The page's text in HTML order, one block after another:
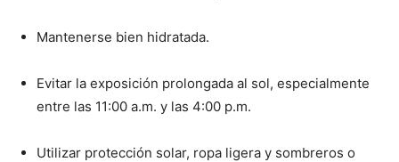
Mantenerse bien hidratada.
Evitar la exposición prolongada al sol, especialmente
entre las 11:00 a.m. y las 4:00 p.m.
Utilizar protección solar, ropa ligera y sombreros o